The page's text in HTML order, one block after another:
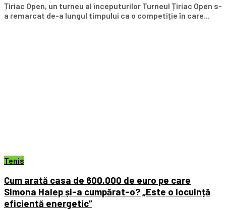
Țiriac Open, un turneu al începuturilor Turneul Țiriac Open s-
a remarcat de-a lungul timpului ca o competiție în care...
Tenis
Cum arată casa de 600.000 de euro pe care
Simona Halep și-a cumpărat-o? „Este o locuință
eficientă energetic”